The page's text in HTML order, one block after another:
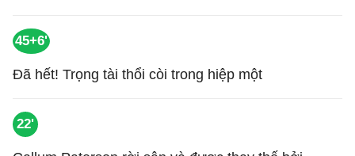
45+6'
Đã hết! Trọng tài thổi còi trong hiệp một
22'